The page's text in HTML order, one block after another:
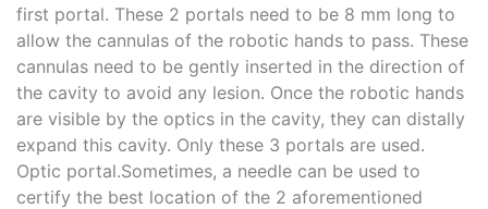
first portal. These 2 portals need to be 8 mm long to
allow the cannulas of the robotic hands to pass. These
cannulas need to be gently inserted in the direction of
the cavity to avoid any lesion. Once the robotic hands
are visible by the optics in the cavity, they can distally
expand this cavity. Only these 3 portals are used.
Optic portal.Sometimes, a needle can be used to
certify the best location of the 2 aforementioned